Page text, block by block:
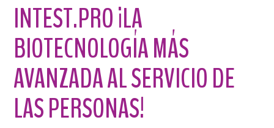
INTEST.PRO ¡LA
BIOTECNOLOGÍA MÁS
AVANZADA AL SERVICIO DE
LAS PERSONAS!